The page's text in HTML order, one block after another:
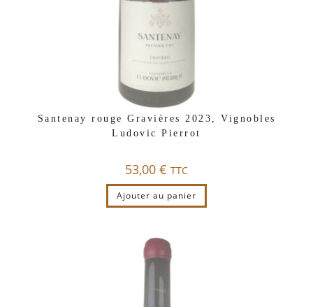
Santenay rouge Gravières 2023, Vignobles
Ludovic Pierrot
53,00 € TTC
Ajouter au panier